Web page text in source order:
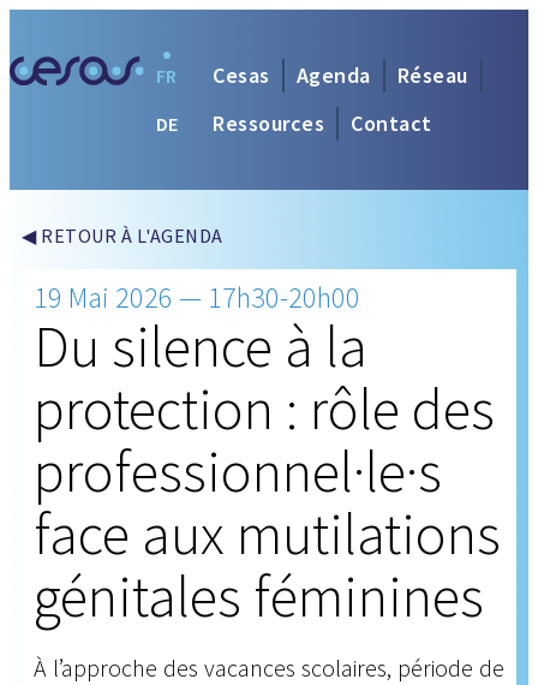
Cesas Agenda
Réseau
Ressources
Contact
FR
DE
◀ RETOUR À L'AGENDA
19 Mai 2026 — 17h30-20h00
Du silence à la
protection : rôle des
professionnel·le·s
face aux mutilations
génitales féminines
À l’approche des vacances scolaires, période de